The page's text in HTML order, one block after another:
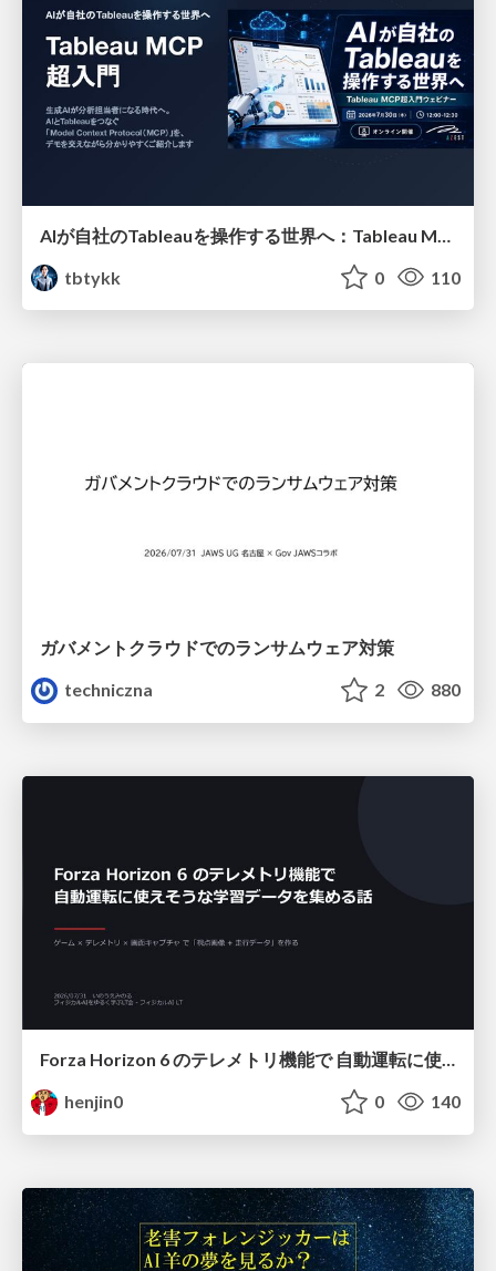
tbtykk
0 110
ガバメントクラウドでのランサムウェア対策
techniczna
2 880
Forza Horizon 6 のテレメトリ機能で 自動運転に使えそうな学習データを集める話
henjin0
0 140